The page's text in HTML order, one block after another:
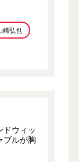
崎弘也
ドウィッ
ブルが胸